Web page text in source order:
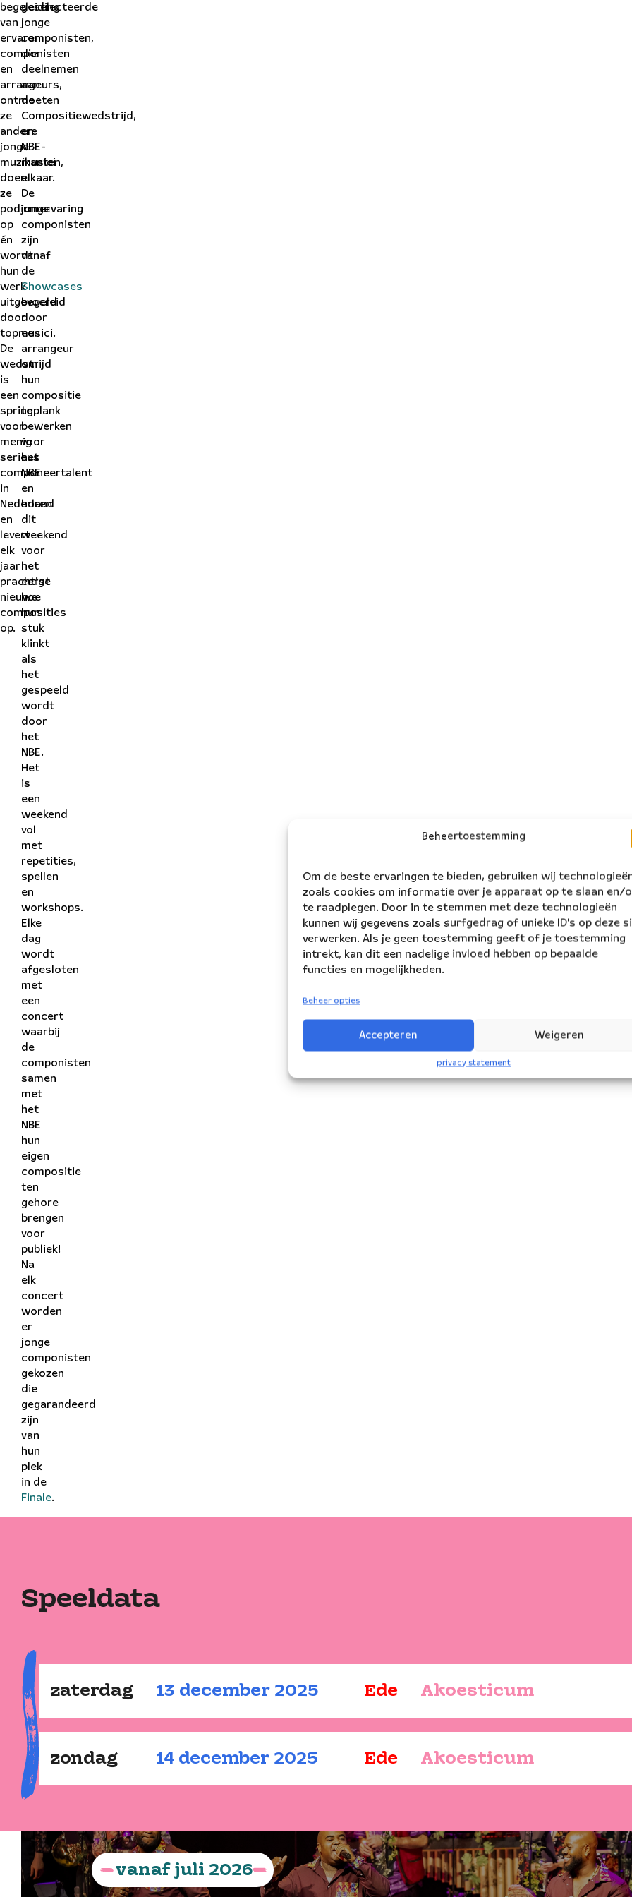
Beheertoestemming
Om de beste ervaringen te bieden, gebruiken wij
zoals cookies om informatie over je apparaat op te slaan en/
te raadplegen. Door in te stemmen met deze technologieën
kunnen wij gegevens zoals surfgedrag of unieke ID's op deze
verwerken. Als je geen toestemming geeft of je toestemming
intrekt, kan dit een nadelige invloed hebben op bepaalde
functies en mogelijkheden.
Beheer opties
Accepteren Weigeren
privacy statement
begeleiding
van
ervaren
componisten
en
arrangeurs,
ontmoeten
ze
andere
jonge
muzikanten,
doen
ze
podiumervaring
op
én
wordt
hun
werk
uitgevoerd
door
topmusici.
De
wedstrijd
is
een
springplank
voor
menig
serieus
componeertalent
in
Nederland
en
levert
elk
jaar
prachtige
nieuwe
composities
op.
geselecteerde
jonge
componisten,
die
deelnemen
aan
de
Compositiewedstrijd,
en
NBE-
musici
elkaar.
De
jonge
componisten
zijn
vanaf
de
Showcases
begeleid
door
een
arrangeur
om
hun
compositie
te
bewerken
voor
het
NBE
en
horen
dit
weekend
voor
het
eerst
hoe
hun
stuk
klinkt
als
het
gespeeld
wordt
door
het
NBE.
Het
is
een
weekend
vol
met
repetities,
spellen
en
workshops.
Elke
dag
wordt
afgesloten
met
een
concert
waarbij
de
componisten
samen
met
het
NBE
hun
eigen
compositie
ten
gehore
brengen
voor
publiek!
Na
elk
concert
worden
er
jonge
componisten
gekozen
die
gegarandeerd
zijn
van
hun
plek
in de
Finale.
Speeldata
zaterdag 13 december 2025 Ede Akoesticum
zondag 14 december 2025 Ede Akoesticum
vanaf juli 2026